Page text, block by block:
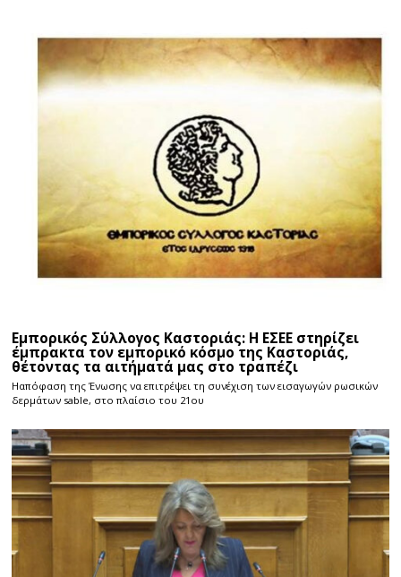
Εμπορικός Σύλλογος Καστοριάς: Η ΕΣΕΕ στηρίζει
έμπρακτα τον εμπορικό κόσμο της Καστοριάς,
θέτοντας τα αιτήματά μας στο τραπέζι
Ηαπόφαση της Ένωσης να επιτρέψει τη συνέχιση των εισαγωγών ρωσικών
δερμάτων sable, στο πλαίσιο του 21ου